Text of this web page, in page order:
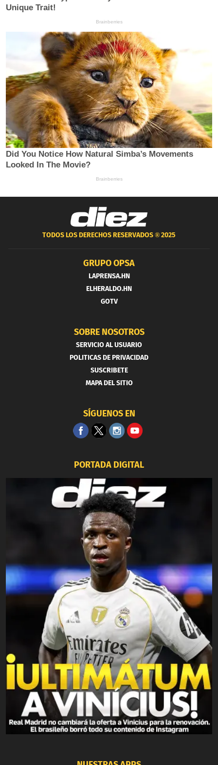
TODOS LOS DERECHOS RESERVADOS ®2025
GRUPO OPSA
LAPRENSA.HN
ELHERALDO.HN
GOTV
SOBRE NOSOTROS
SERVICIO AL USUARIO
POLITICAS DE PRIVACIDAD
SUSCRIBETE
MAPA DEL SITIO
SÍGUENOS EN
PORTADA DIGITAL